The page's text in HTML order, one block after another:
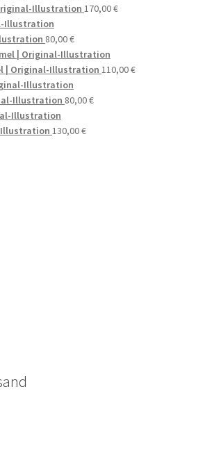
Illustration 170,00€
80,00€
| Original-Illustration 110,00€
Illustration 80,00€
Illustration 130,00€